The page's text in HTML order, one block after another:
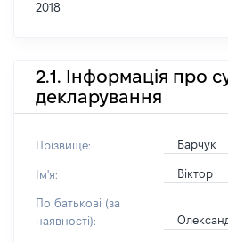
2018
2.1. Інформація про
декларування
Прізвище: Барчук
Ім'я: Віктор
По батькові (за
наявності):